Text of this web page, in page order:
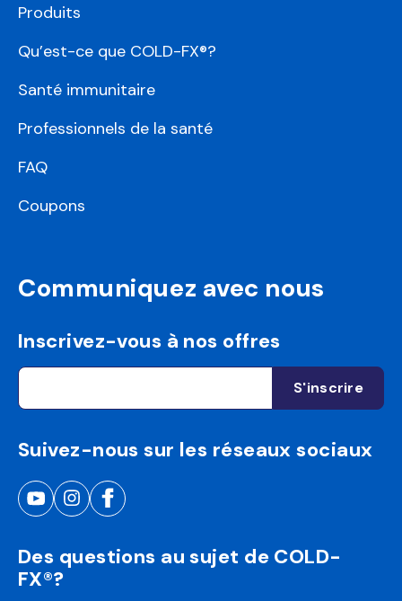
Produits
Qu’est-ce que COLD-FX®?
Santé immunitaire
Professionnels de la santé
FAQ
Coupons
Communiquez avec nous
Inscrivez-vous à nos offres
Suivez-nous sur les réseaux sociaux
Des questions au sujet de COLD-
FX®?